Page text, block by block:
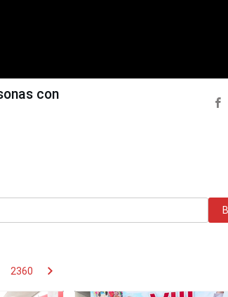
con
2360 chevron_right